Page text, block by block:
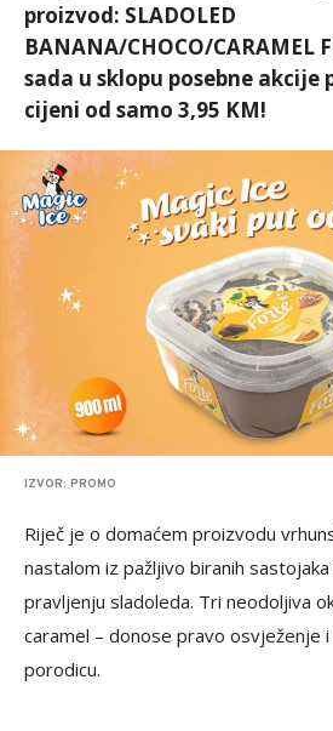
proizvod: SLADOLED
BANANA/CHOCO/CARAMEL
sada u sklopu posebne
cijeni od samo 3,95 KM!
IZVOR: PROMO
Riječ je o domaćem proizvodu
nastalom iz pažljivo biranih
pravljenju sladoleda. Tri neodoljiva
caramel – donose pravo osvježenje i
porodicu.